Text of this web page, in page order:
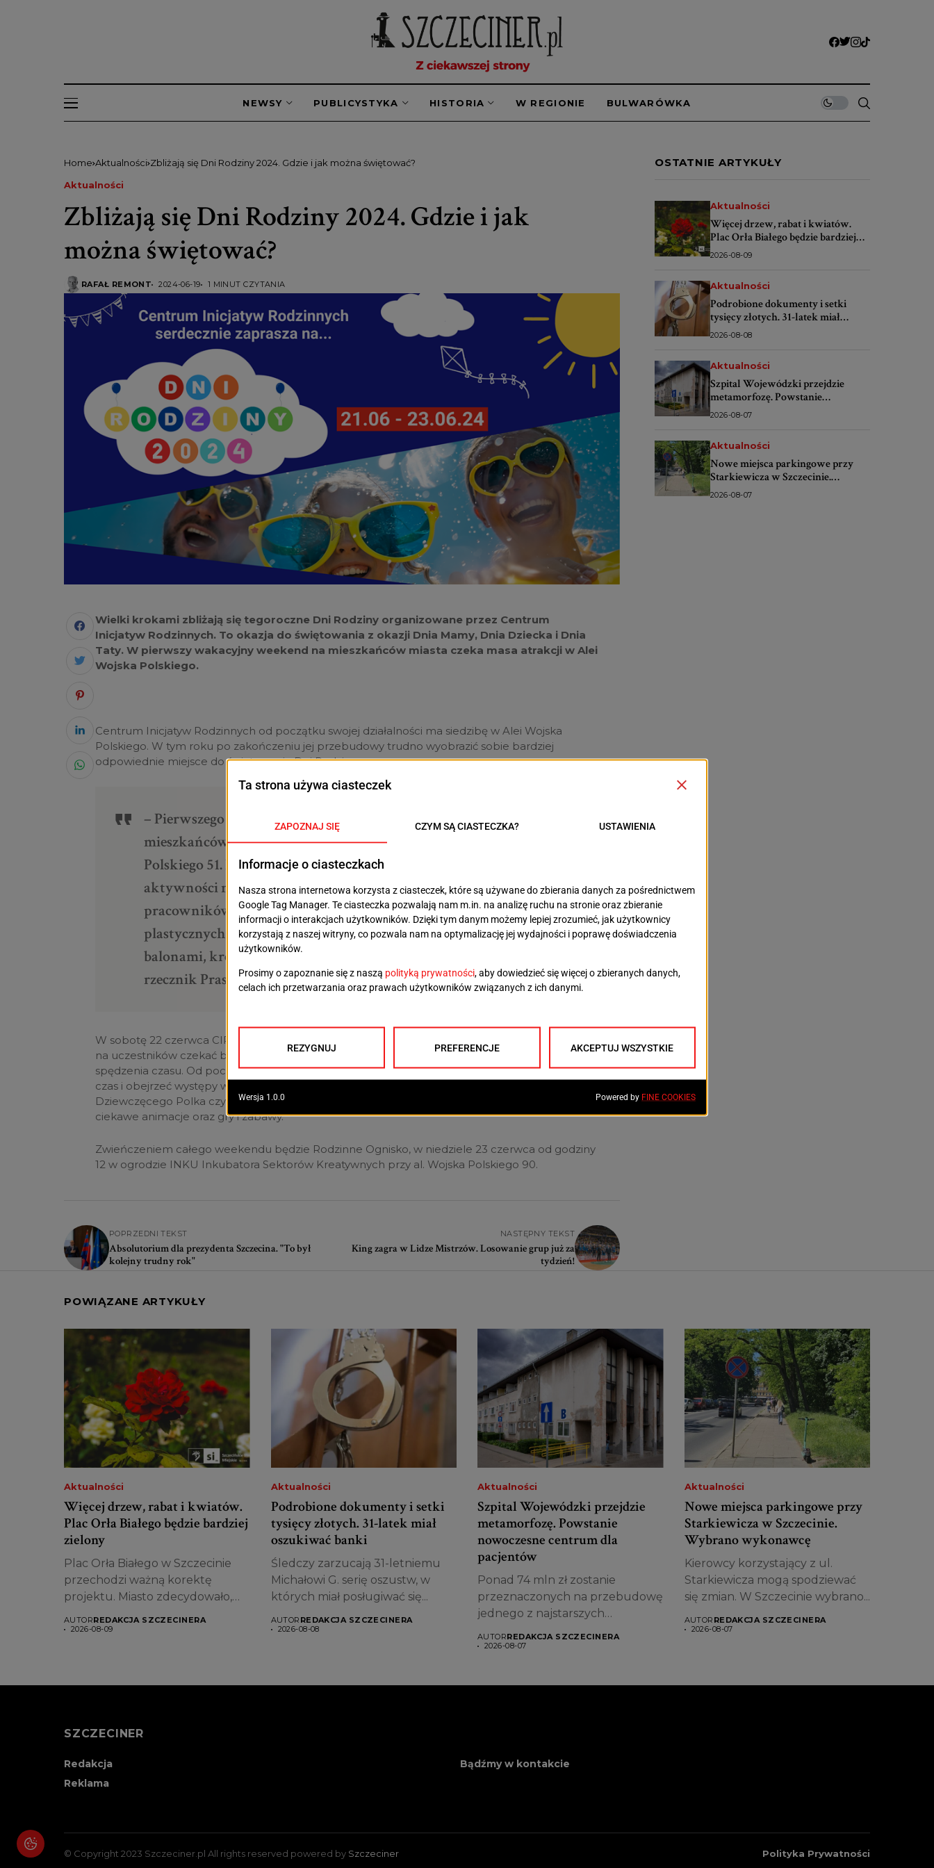
NEWSY PUBLICYSTYKA HISTORIA W REGIONIE BULWARÓWKA
Home Aktualności Zbliżają się Dni Rodziny 2024. Gdzie i jak można świętować?
Aktualności
Zbliżają się Dni Rodziny 2024. Gdzie i jak
można świętować?
RAFAŁ REMONT 2024-06-19 1 MINUT CZYTANIA
Wielki krokami zbliżają się tegoroczne Dni Rodziny organizowane przez Centrum
Inicjatyw Rodzinnych. To okazja do świętowania z okazji Dnia Mamy, Dnia Dziecka i Dnia
Taty. W pierwszy wakacyjny weekend na mieszkańców miasta czeka masa atrakcji w Alei
Wojska Polskiego.
Centrum Inicjatyw Rodzinnych od początku swojej działalności ma siedzibę w Alei Wojska
Polskiego. W tym roku po zakończeniu jej przebudowy trudno wyobrazić sobie bardziej
odpowiednie miejsce do świętowania Dni Rodziny.
– Pierwszego dnia, w piątek 21 czerwca CIR zaprasza wszystkich
mieszkańców na spotkanie do swojej siedziby przy al. Wojska
Polskiego 51. Będzie można dowiedzieć się z jakiej oferty wsparcia i
aktywności mogą skorzystać rodziny oraz poznać bliżej
pracowników. Dla najmłodszych czekać będzie mini wystawa prac
plastycznych „Rodzinnie w CIR”, malowanie kredą, stoisko z
balonami, kreatywne zabawy i fotobudka – informuje Maciej Homis,
rzecznik Prasowy miasta ds. pomocy społecznej.
W sobotę 22 czerwca CIR zaprasza na Rodzinny Festyn w Alei Wojska Polskiego. Od godziny 11
na uczestników czekać będą przeróżne atrakcje. Będzie to świetna okazja do rodzinnego
spędzenia czasu. Od początku imprezy będzie można bawić się przy muzyce, aktywnie spędzić
czas i obejrzeć występy wspaniałych artystów – m. in. Szczecińskiej Trzynastki, Chóru
Dziewczęcego Polka czy tancerzy ze szczecińskich szkół. Dla dzieci zaplanowano również
ciekawe animacje oraz gry i zabawy.
Zwieńczeniem całego weekendu będzie Rodzinne Ognisko, w niedziele 23 czerwca od godziny
12 w ogrodzie INKU Inkubatora Sektorów Kreatywnych przy al. Wojska Polskiego 90.
POPRZEDNI TEKST
Absolutorium dla prezydenta Szczecina. "To był
kolejny trudny rok"
NASTĘPNY TEKST
King zagra w Lidze Mistrzów. Losowanie grup już za
tydzień!
OSTATNIE ARTYKUŁY
Aktualności
Więcej drzew, rabat i kwiatów.
Plac Orła Białego będzie bardziej
zielony
2026-08-09
Aktualności
Podrobione dokumenty i setki
tysięcy złotych. 31-latek miał
oszukiwać banki
2026-08-08
Aktualności
Szpital Wojewódzki przejdzie
metamorfozę. Powstanie
nowoczesne centrum dla
2026-08-07
Aktualności
Nowe miejsca parkingowe przy
Starkiewicza w Szczecinie.
Wybrano wykonawcę
2026-08-07
POWIĄZANE ARTYKUŁY
Aktualności
Więcej drzew, rabat i kwiatów.
Plac Orła Białego będzie bardziej
zielony
Plac Orła Białego w Szczecinie
przechodzi ważną korektę
projektu. Miasto zdecydowało,
AUTORREDAKCJA SZCZECINERA
2026-08-09
Aktualności
Podrobione dokumenty i setki
tysięcy złotych. 31-latek miał
oszukiwać banki
Śledczy zarzucają 31-letniemu
Michałowi G. serię oszustw, w
których miał posługiwać się...
AUTOR REDAKCJA SZCZECINERA
2026-08-08
Aktualności
Szpital Wojewódzki przejdzie
metamorfozę. Powstanie
nowoczesne centrum dla
pacjentów
Ponad 74 mln zł zostanie
przeznaczonych na przebudowę
jednego z najstarszych
AUTORREDAKCJA SZCZECINERA
2026-08-07
Aktualności
Nowe miejsca parkingowe przy
Starkiewicza w Szczecinie.
Wybrano wykonawcę
Kierowcy korzystający z ul.
Starkiewicza mogą spodziewać
się zmian. W Szczecinie wybrano...
AUTOR REDAKCJA SZCZECINERA
2026-08-07
SZCZECINER
Redakcja
Bądźmy w kontakcie
Reklama
© Copyright 2023 Szczeciner.pl All rights reserved powered by Szczeciner Polityka Prywatności